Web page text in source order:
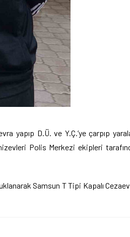
yapıp D.Ü. ve Y.Ç.’ye çarpıp
Polis Merkezi ekipleri
Samsun T Tipi Kapalı